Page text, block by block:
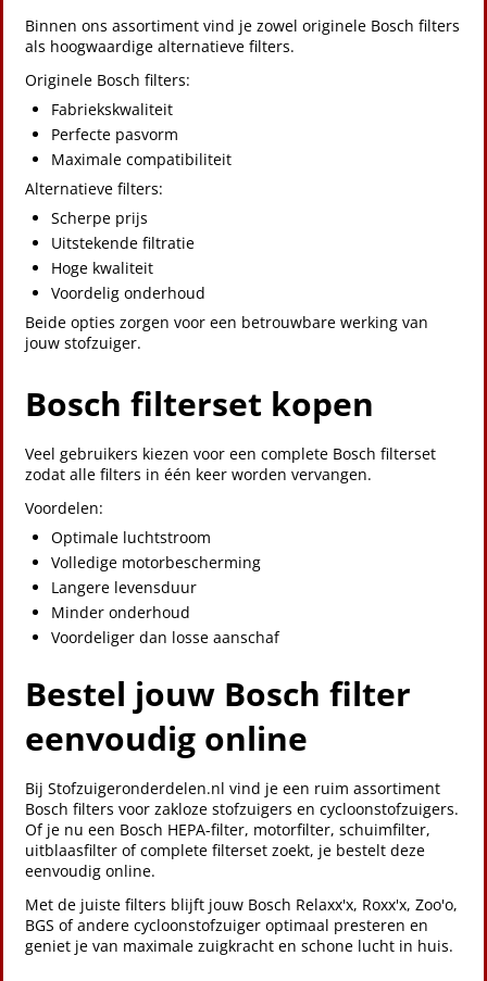
Binnen ons assortiment vind je zowel originele Bosch filters
als hoogwaardige alternatieve filters.
Originele Bosch filters:
Fabriekskwaliteit
Perfecte pasvorm
Maximale compatibiliteit
Alternatieve filters:
Scherpe prijs
Uitstekende filtratie
Hoge kwaliteit
Voordelig onderhoud
Beide opties zorgen voor een betrouwbare werking van
jouw stofzuiger.
Bosch filterset kopen
Veel gebruikers kiezen voor een complete Bosch filterset
zodat alle filters in één keer worden vervangen.
Voordelen:
Optimale luchtstroom
Volledige motorbescherming
Langere levensduur
Minder onderhoud
Voordeliger dan losse aanschaf
Bestel jouw Bosch filter
eenvoudig online
Bij Stofzuigeronderdelen.nl vind je een ruim assortiment
Bosch filters voor zakloze stofzuigers en cycloonstofzuigers.
Of je nu een Bosch HEPA-filter, motorfilter, schuimfilter,
uitblaasfilter of complete filterset zoekt, je bestelt deze
eenvoudig online.
Met de juiste filters blijft jouw Bosch Relaxx'x, Roxx'x, Zoo'o,
BGS of andere cycloonstofzuiger optimaal presteren en
geniet je van maximale zuigkracht en schone lucht in huis.